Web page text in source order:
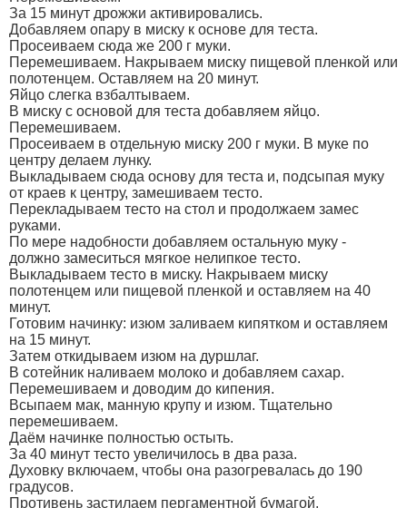
За 15 минут дрожжи активировались.
Добавляем опару в миску к основе для теста.
Просеиваем сюда же 200 г муки.
Перемешиваем. Накрываем миску пищевой пленкой или
полотенцем. Оставляем на 20 минут.
Яйцо слегка взбалтываем.
В миску с основой для теста добавляем яйцо.
Перемешиваем.
Просеиваем в отдельную миску 200 г муки. В муке по
центру делаем лунку.
Выкладываем сюда основу для теста и, подсыпая муку
от краев к центру, замешиваем тесто.
Перекладываем тесто на стол и продолжаем замес
руками.
По мере надобности добавляем остальную муку -
должно замеситься мягкое нелипкое тесто.
Выкладываем тесто в миску. Накрываем миску
полотенцем или пищевой пленкой и оставляем на 40
минут.
Готовим начинку: изюм заливаем кипятком и оставляем
на 15 минут.
Затем откидываем изюм на дуршлаг.
В сотейник наливаем молоко и добавляем сахар.
Перемешиваем и доводим до кипения.
Всыпаем мак, манную крупу и изюм. Тщательно
перемешиваем.
Даём начинке полностью остыть.
За 40 минут тесто увеличилось в два раза.
Духовку включаем, чтобы она разогревалась до 190
градусов.
Противень застилаем пергаментной бумагой.